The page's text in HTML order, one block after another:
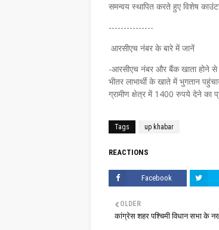
समन्वय स्थापित करते हुए विशेष
---------------
आरसीएच नंबर के बारे में जानें
-आरसीएच नंबर और बैंक खाता होने से
भीतर लाभार्थी के खाते में भुगतान
ग्रामीण क्षेत्र में 1400 रुपये देने का
Tags up khabar
REACTIONS
Facebook
OLDER
कांग्रेस शहर पश्चिमी विधान सभा के